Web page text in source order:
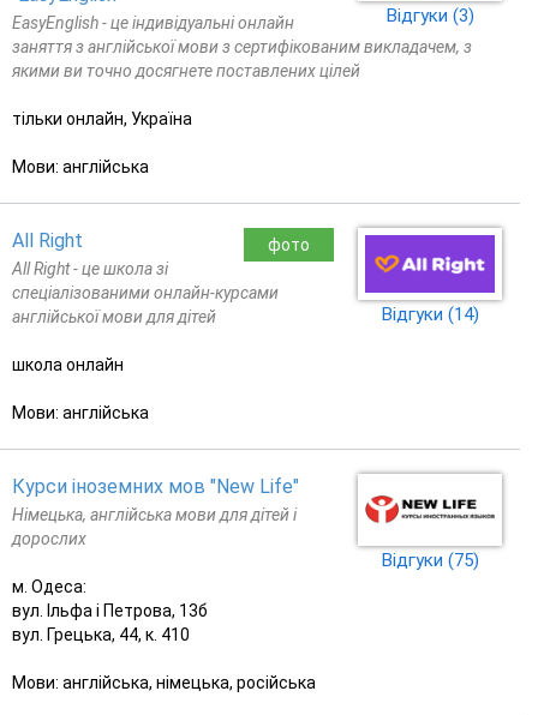
Відгуки (3)
EasyEnglish - це індивідуальні онлайн
заняття з англійської мови з сертифікованим викладачем, з
якими ви точно досягнете поставлених цілей
тільки онлайн, Україна
Мови: англійська
Відгуки (14)
фото
All Right
All Right - це школа зі
спеціалізованими онлайн-курсами
англійської мови для дітей
школа онлайн
Мови: англійська
Відгуки (75)
Курси іноземних мов "New Life"
Німецька, англійська мови для дітей і
дорослих
м. Одеса:
вул. Ільфа і Петрова, 13б
вул. Грецька, 44, к. 410
Мови: англійська, німецька, російська